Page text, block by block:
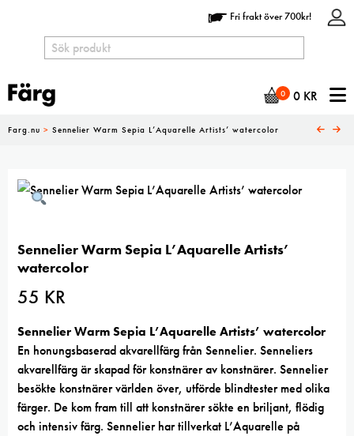
Fri frakt över 700kr!
0 0 KR
Farg.nu > Sennelier Warm Sepia L’Aquarelle Artists’ watercolor
Sennelier Warm Sepia L’Aquarelle Artists’
watercolor
55 KR
Sennelier Warm Sepia L’Aquarelle Artists’ watercolor
En honungsbaserad akvarellfärg från Sennelier. Senneliers
akvarellfärgär skapad för konstnärer av konstnärer. Sennelier
besökte konstnärer världen över, utförde blindtester med olika
färger. De kom fram till att konstnärer sökte en briljant, flödig
och intensiv färg. Sennelier har tillverkat L’Aquarelle på